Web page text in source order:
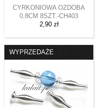
CYRKONIOWA OZDOBA
0,8CM 8SZT.-CH403
2,90 zł
WYPRZEDAŻE